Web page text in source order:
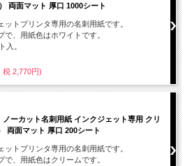
両面マット 厚口 1000シート
ットプリンタ専用の名刺用紙です。
で、用紙色はホワイトです。
入。
税 2,770円)
ノーカット名刺用紙 インクジェット専用 クリ
両面マット 厚口 200シート
ットプリンタ専用の名刺用紙です。
で、用紙色はクリームです。